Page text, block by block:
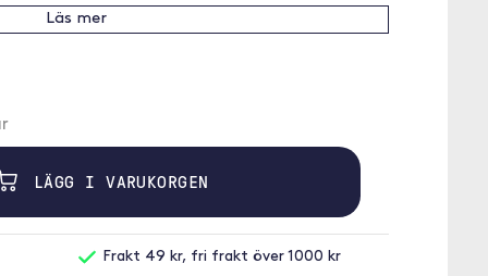
Läs mer
LÄGG I VARUKORGEN
Frakt 49 kr, fri frakt över 1000 kr